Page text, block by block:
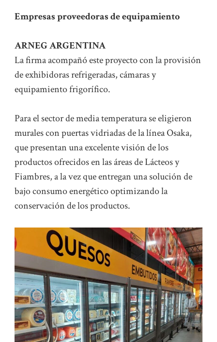
Empresas proveedoras de equipamiento
ARNEG ARGENTINA
La firma acompañó este proyecto con la provisión
de exhibidoras refrigeradas, cámaras y
equipamiento frigorífico.
Para el sector de media temperatura se eligieron
murales con puertas vidriadas de la línea Osaka,
que presentan una excelente visión de los
productos ofrecidos en las áreas de Lácteos y
Fiambres, a la vez que entregan una solución de
bajo consumo energético optimizando la
conservación de los productos.